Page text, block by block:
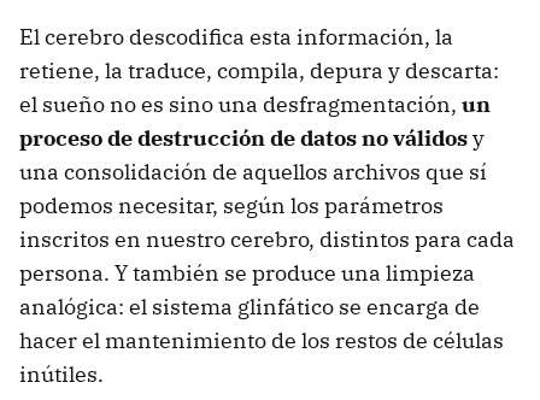
El cerebro descodifica esta información, la
retiene, la traduce, compila, depura y descarta:
el sueño no es sino una desfragmentación, un
proceso de destrucción de datos no válidosy
una consolidación de aquellos archivos que sí
podemos necesitar, según los parámetros
inscritos en nuestro cerebro, distintos para cada
persona. Y también se produce una limpieza
analógica: el sistema glinfático se encarga de
hacer el mantenimiento de los restos de células
inútiles.